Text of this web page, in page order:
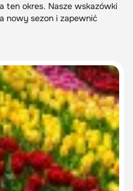
ten okres. Nasze wskazówki
nowy sezon i zapewnić